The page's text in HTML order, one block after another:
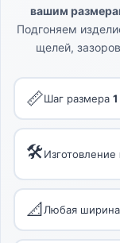
вашим
Подгоняем
щелей,
📏Шаг размера
🛠Изготовление
📐 Любая